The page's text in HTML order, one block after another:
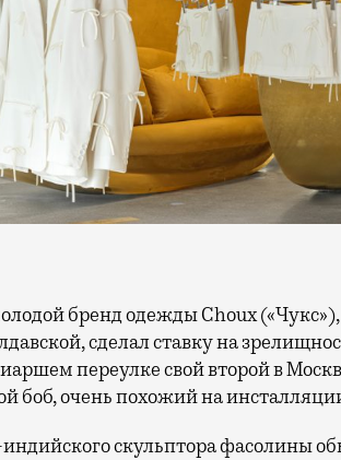
сделал ставку на
переулке свой второй в
боб, очень похожий на
скульптора фасолины